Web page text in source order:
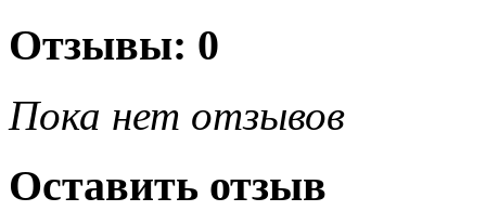
Отзывы: 0
Пока нет отзывов
Оставить отзыв